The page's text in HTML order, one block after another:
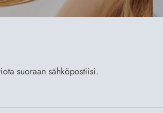
suoraan sähköpostiisi.